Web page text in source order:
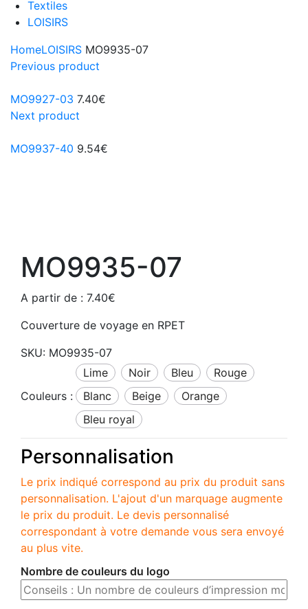
Textiles
LOISIRS
HomeLOISIRS MO9935-07
Previous product
MO9927-03 7.40€
Next product
MO9937-40 9.54€
MO9935-07
A partir de : 7.40€
Couverture de voyage en RPET
SKU: MO9935-07
Couleurs :
lime noir bleu
rouge
blanc
beige
orange
bleu royal
Personnalisation
Le prix indiqué correspond au prix du produit sans
personnalisation. L'ajout d'un marquage augmente
le prix du produit. Le devis personnalisé
correspondant à votre demande vous sera envoyé
au plus vite.
Nombre de couleurs du logo